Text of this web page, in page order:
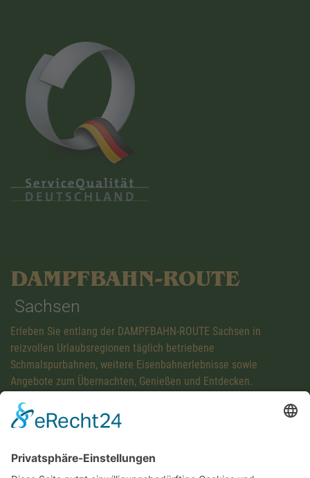
DAMPFBAHN-ROUTE
Sachsen
Erleben Sie entlang der DAMPFBAHN-ROUTE Sachsen in
reizvollen Urlaubsregionen täglich betriebene
Schmalspurbahnen, weitere Eisenbahnerlebnisse sowie
Angebote zum Übernachten, Genießen und Entdecken.